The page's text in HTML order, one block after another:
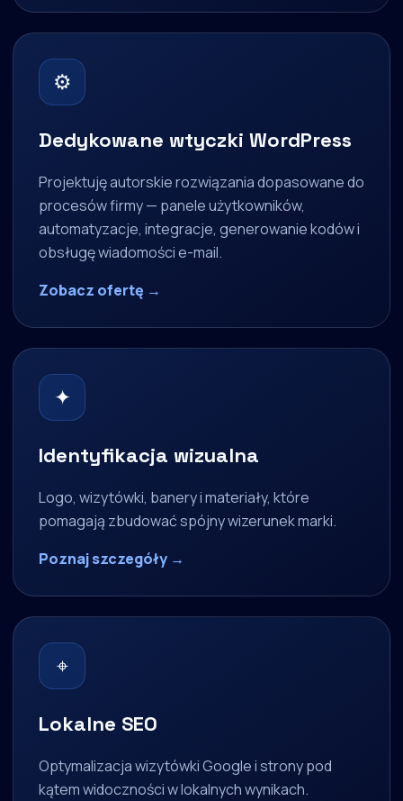
⚙
Dedykowane wtyczki WordPress
Projektuję autorskie rozwiązania dopasowane do
procesów firmy — panele użytkowników,
automatyzacje, integracje, generowanie kodów i
obsługę wiadomości e-mail.
Zobacz ofertę →
✦
Identyfikacja wizualna
Logo, wizytówki, banery i materiały, które
pomagają zbudować spójny wizerunek marki.
Poznaj szczegóły →
⌖
Lokalne SEO
Optymalizacja wizytówki Google i strony pod
kątem widoczności w lokalnych wynikach.